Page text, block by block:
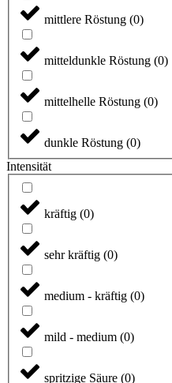
mittlere Röstung (0)
mitteldunkle Röstung (0)
mittelhelle Röstung (0)
dunkle Röstung (0)
Intensität
kräftig (0)
sehr kräftig (0)
medium - kräftig (0)
mild - medium (0)
spritzige Säure (0)